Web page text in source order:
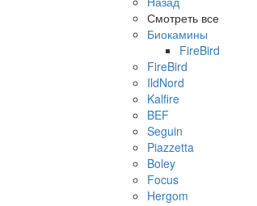
Смотреть все
Биокамины
FireBird
FireBird
IldNord
Kalfire
BEF
Seguin
Piazzetta
Boley
Focus
Hergom